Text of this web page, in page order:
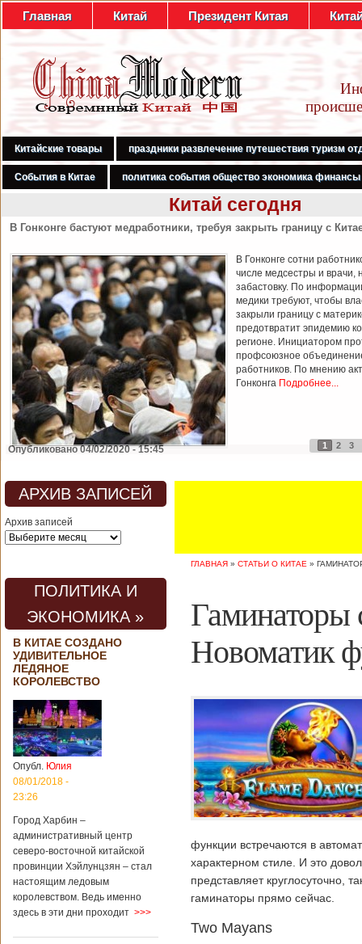
Главная Китай Президент Китая
Китайские товары праздники развлечение путешествия туризм
События в Китае политика события общество экономика финансы
Китай сегодня
В Гонконге бастуют медработники, требуя закрыть границу с
В Гонконге сотни
числе медсестры и врачи,
забастовку. По
медики требуют, чтобы
закрыли границу с
предотвратит эпидемию
регионе. Инициатором
профсоюзное
работников. По мнению
Гонконга Подробнее...
Опубликовано 04/02/2020 - 15:45 1 2 3
АРХИВ ЗАПИСЕЙ
Архив записей
ПОЛИТИКА И
ЭКОНОМИКА »
В КИТАЕ СОЗДАНО
УДИВИТЕЛЬНОЕ
ЛЕДЯНОЕ
КОРОЛЕВСТВО
Опубл. Юлия
08/01/2018 -
23:26
Город Харбин –
административный центр
северо-восточной китайской
провинции Хэйлунцзян – стал
настоящим ледовым
королевством. Ведь именно
здесь в эти дни проходит >>>
ГЛАВНАЯ » СТАТЬИ О КИТАЕ »
Гаминаторы
Новоматик
функции встречаются в
характерном стиле. И это
представляет круглосуточно,
гаминаторы прямо сейчас.
Two Mayans